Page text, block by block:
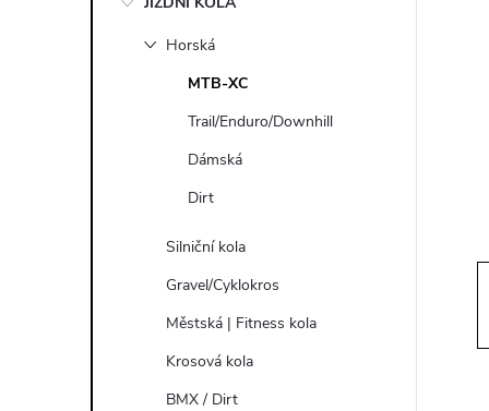
Horská
MTB-XC
Trail/Enduro/Downhill
Dámská
Dirt
Silniční kola
Gravel/Cyklokros
Městská | Fitness kola
Krosová kola
BMX / Dirt